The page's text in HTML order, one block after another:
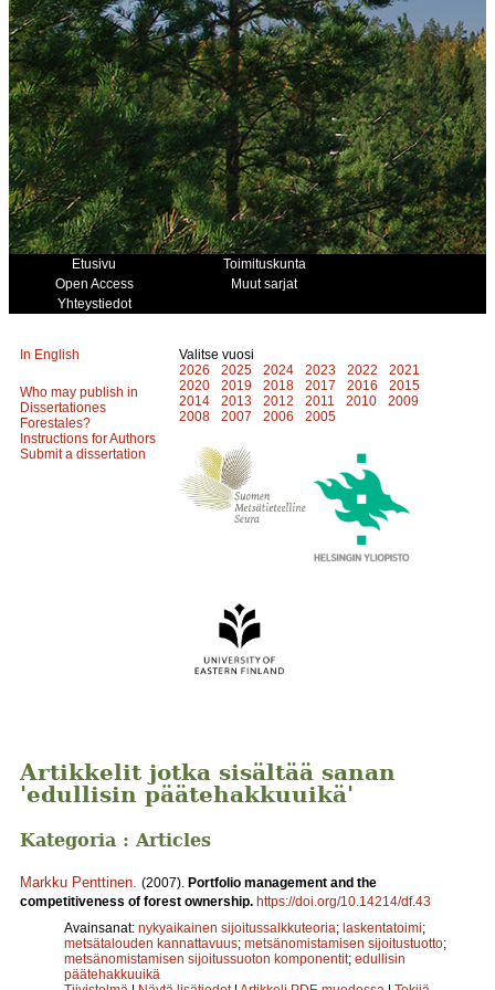
Etusivu
Toimituskunta
Open Access
Muut sarjat
Yhteystiedot
In English
Who may publish in
Dissertationes
Forestales?
Instructions for Authors
Submit a dissertation
Valitse vuosi
2026
2025 2024 2023 2022
2021
2020
2019 2018 2017 2016
2015
2014
2013 2012 2011 2010
2009
2008
2007 2006 2005
Artikkelit jotka sisältää sanan
'edullisin päätehakkuuikä'
Kategoria : Articles
Markku Penttinen (2007). Portfolio management and the
competitiveness of forest ownership. https://doi.org/10.14214/df.43
Avainsanat: nykyaikainen sijoitussalkkuteoria; laskentatoimi;
metsätalouden kannattavuus; metsänomistamisen sijoitustuotto;
metsänomistamisen sijoitussuoton komponentit; edullisin
päätehakkuuikä